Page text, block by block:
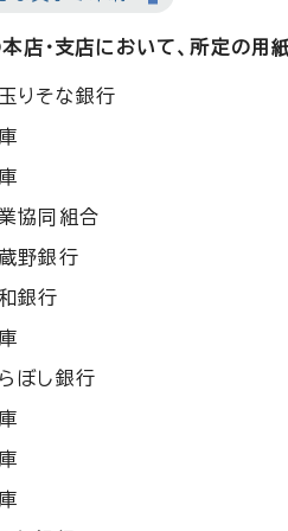
店・支店において、所定の用
りそな銀行
協同組合
野銀行
銀行
ぼし銀行